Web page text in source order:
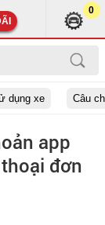
0
dụng xe Câu
app
đơn